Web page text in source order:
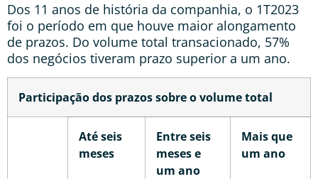
Dos 11 anos de história da companhia, o 1T2023
foi o período em que houve maior alongamento
de prazos. Do volume total transacionado, 57%
dos negócios tiveram prazo superior a um ano.
Participação dos prazos sobre o volume total
Até seis
meses
Entre seis
meses e
um ano
Mais que
um ano